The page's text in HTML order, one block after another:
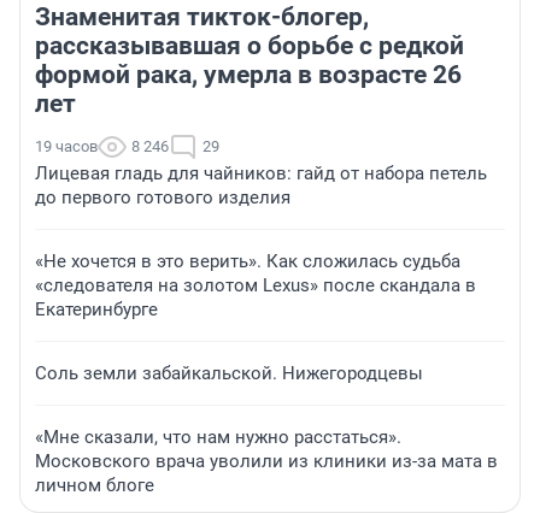
Знаменитая тикток-блогер,
рассказывавшая о борьбе с редкой
формой рака, умерла в возрасте 26
лет
19 часов 8 246 29
Лицевая гладь для чайников: гайд от набора петель
до первого готового изделия
«Не хочется в это верить». Как сложилась судьба
«следователя на золотом Lexus» после скандала в
Екатеринбурге
Соль земли забайкальской. Нижегородцевы
«Мне сказали, что нам нужно расстаться».
Московского врача уволили из клиники из-за мата в
личном блоге